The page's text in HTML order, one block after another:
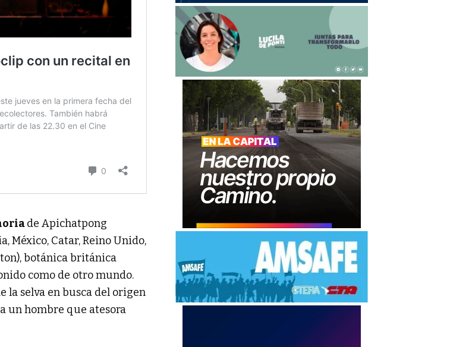
de Apichatpong
México, Catar, Reino Unido,
botánica británica
como de otro mundo.
la selva en busca del origen
un hombre que atesora